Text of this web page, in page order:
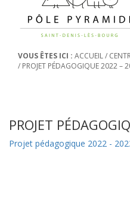
VOUS ÊTES ICI : ACCUEIL/
/ PROJET PÉDAGOGIQUE 2022 –
PROJET
Projet pédagogique 2022 -